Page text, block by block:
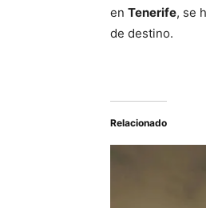
en Tenerife, se
de destino.
Relacionado